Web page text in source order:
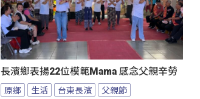
長濱鄉表揚22位模範Mama 感念父親辛勞
原鄉 生活 台東長濱 父親節